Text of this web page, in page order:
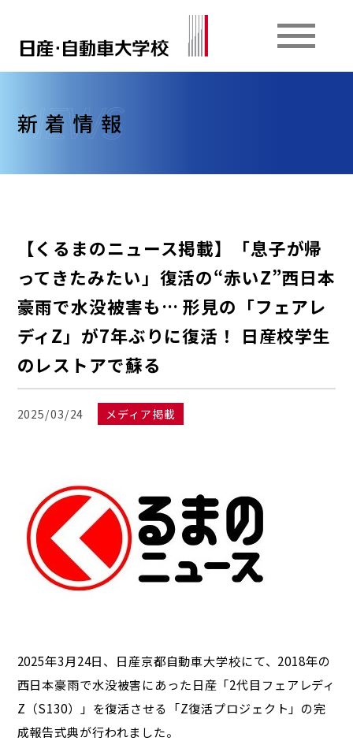
新着情報
【くるまのニュース掲載】「息子が帰
ってきたみたい」復活の“赤いZ”西日本
豪雨で水没被害も… 形見の「フェアレ
ディZ」が7年ぶりに復活！ 日産校学生
のレストアで蘇る
2025/03/24 メディア掲載
2025年3月24日、日産京都自動車大学校にて、2018年の
西日本豪雨で水没被害にあった日産「2代目フェアレディ
Z（S130）」を復活させる「Z復活プロジェクト」の完
成報告式典が行われました。